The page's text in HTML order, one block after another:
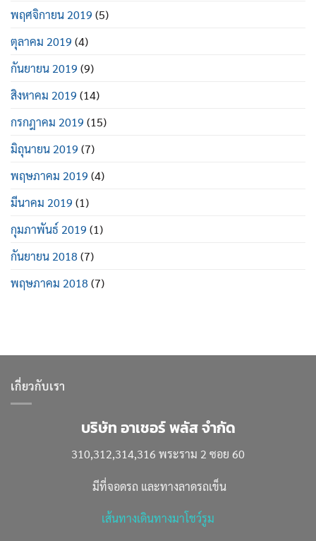
พฤศจิกายน 2019 (5)
ตุลาคม 2019 (4)
กันยายน 2019 (9)
สิงหาคม 2019 (14)
กรกฎาคม 2019 (15)
มิถุนายน 2019 (7)
พฤษภาคม 2019 (4)
มีนาคม 2019 (1)
กุมภาพันธ์ 2019 (1)
กันยายน 2018(7)
พฤษภาคม 2018(7)
เกี่ยวกับเรา
บริษัท อาเชอร์ พลัส จำกัด
310,312,314,316 พระราม 2 ซอย 60
มีที่จอดรถ และทางลาดรถเข็น
เส้นทางเดินทางมาโชว์รูม